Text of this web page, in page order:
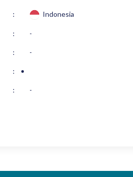
: Indonesia
: -
: -
:
: -